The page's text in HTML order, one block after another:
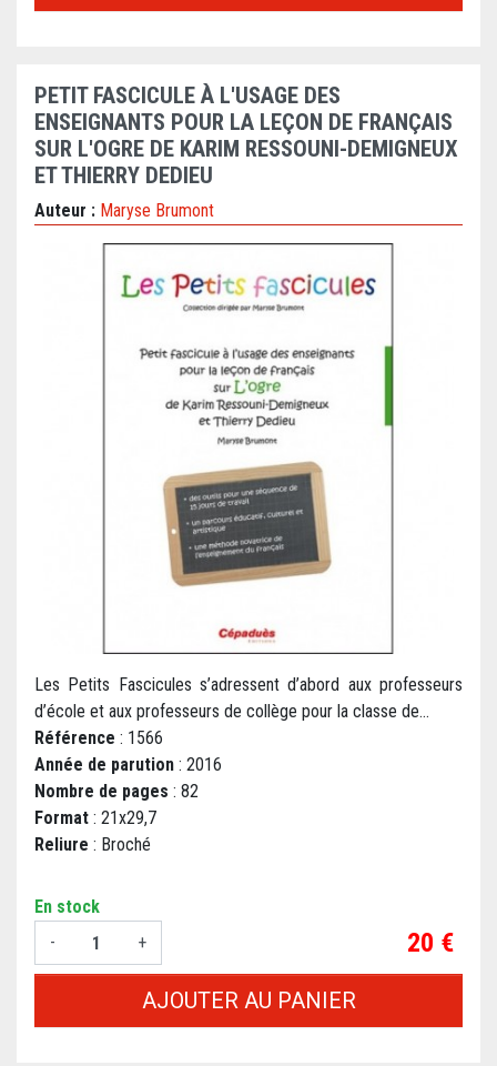
PETIT FASCICULE À L'USAGE DES
ENSEIGNANTS POUR LA LEÇON DE FRANÇAIS
SUR L'OGRE DE KARIM RESSOUNI-DEMIGNEUX
ET THIERRY DEDIEU
Auteur : Maryse Brumont
Les Petits Fascicules s’adressent d’abord aux professeurs
d’école et aux professeurs de collège pour la classe de...
Référence : 1566
Année de parution : 2016
Nombre de pages : 82
Format : 21x29,7
Reliure : Broché
En stock
-
+ Prix
20 €
AJOUTER AU PANIER